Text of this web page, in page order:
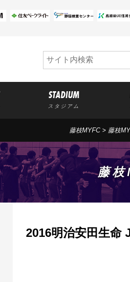
STADIUM
スタジアム
藤枝MYFC> 藤枝
藤
2016明治安田生